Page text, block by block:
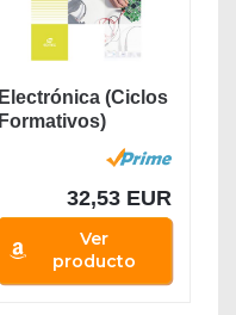
Electrónica (Ciclos
Formativos)
32,53 EUR
Ver
producto